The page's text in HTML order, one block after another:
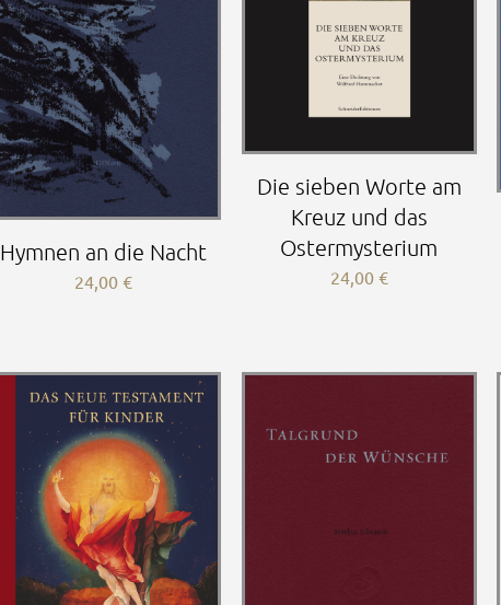
Hymnen an die Nacht
24,00€
Die sieben Worte am
Kreuz und das
Ostermysterium
24,00 €